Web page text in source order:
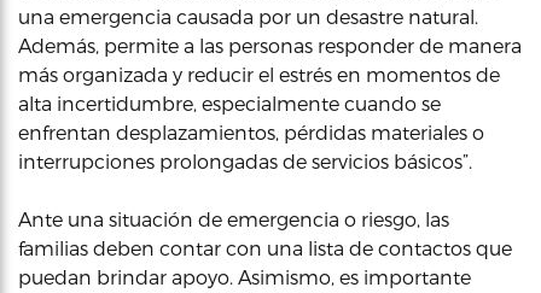
una emergencia causada por un desastre natural.
Además, permite a las personas responder de manera
más organizada y reducir el estrés en momentos de
alta incertidumbre, especialmente cuando se
enfrentan desplazamientos, pérdidas materiales o
interrupciones prolongadas de servicios básicos”.
Ante una situación de emergencia o riesgo, las
familias deben contar con una lista de contactos que
puedan brindar apoyo. Asimismo, es importante